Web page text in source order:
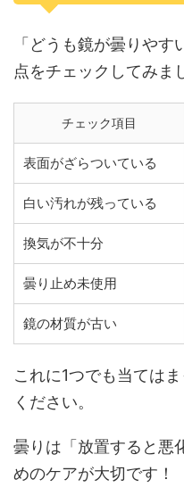
「どうも鏡が曇りや
点をチェックしてみま
チェック項目
表面がざらついている
白い汚れが残っている
換気が不十分
曇り止め未使用
鏡の材質が古い
これに1つでも当ては
ください。
曇りは「放置すると悪
めのケアが大切です！